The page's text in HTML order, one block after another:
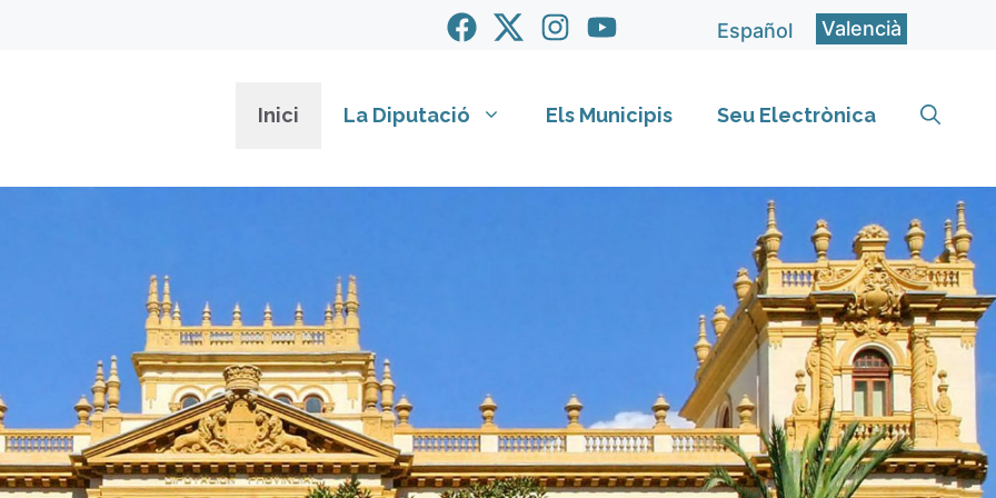
Español Valencià
Inici La Diputació Els Municipis Seu Electrònica